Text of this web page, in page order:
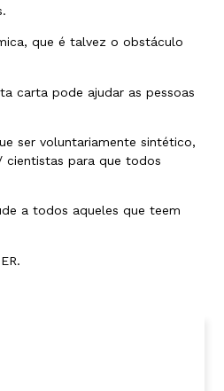
que é talvez o obstáculo
carta pode ajudar as pessoas
ser voluntariamente sintético,
para que todos
a todos aqueles que teem